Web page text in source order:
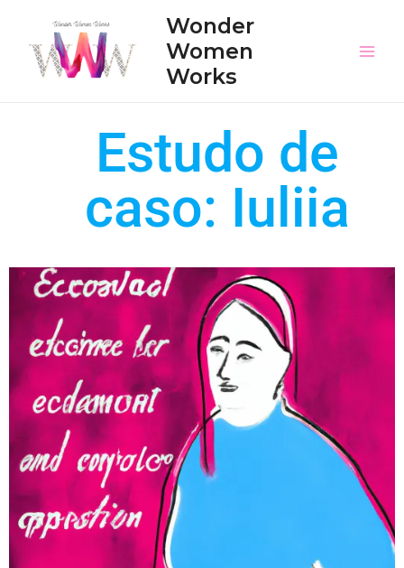
Wonder
Women
Works
Estudo de
caso: Iuliia